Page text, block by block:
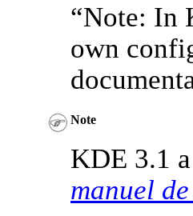
“Note: In
own
Note
KDE 3.1
manuel